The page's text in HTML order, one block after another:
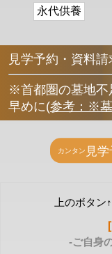
永代供養
見学予約・資料請
※首都圏の墓地不
早めに(参考：※
上のボタ
-ご自身